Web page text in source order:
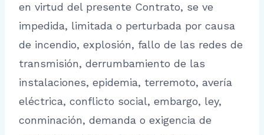
en virtud del presente Contrato, se ve
impedida, limitada o perturbada por causa
de incendio, explosión, fallo de las redes de
transmisión, derrumbamiento de las
instalaciones, epidemia, terremoto, avería
eléctrica, conflicto social, embargo, ley,
conminación, demanda o exigencia de